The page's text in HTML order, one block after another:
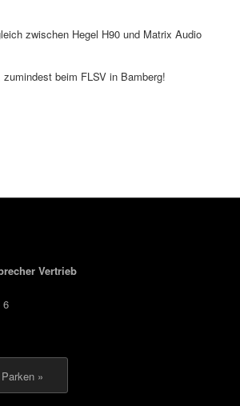
zwischen Hegel H90 und Matrix Audio
beim FLSV in Bamberg!
Vertrieb
6
»